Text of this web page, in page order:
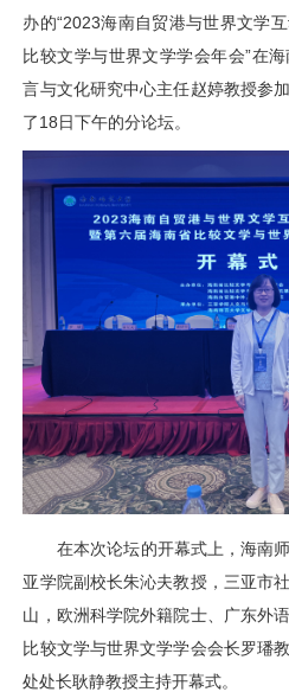
办的“2023海南自贸港与世界文学
比较文学与世界文学学会年会”在
言与文化研究中心主任赵婷教授参
了18日下午的分论坛。
在本次论坛的开幕式上，海南师
亚学院副校长朱沁夫教授，三亚市
山，欧洲科学院外籍院士、广东外
比较文学与世界文学学会会长罗璠
处处长耿静教授主持开幕式。